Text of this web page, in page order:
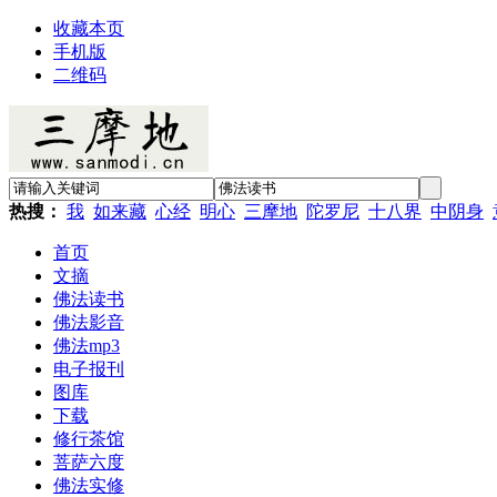
收藏本页
手机版
二维码
热搜： 我 如来藏 心经 明心 三摩地 陀罗尼 十八界 中阴身
首页
文摘
佛法读书
佛法影音
佛法mp3
电子报刊
图库
下载
修行茶馆
菩萨六度
佛法实修